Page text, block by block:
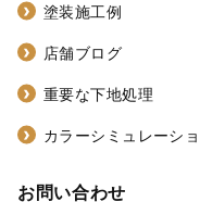
塗装施工例
店舗ブログ
重要な下地処理
カラーシミュレーシ
お問い合わせ